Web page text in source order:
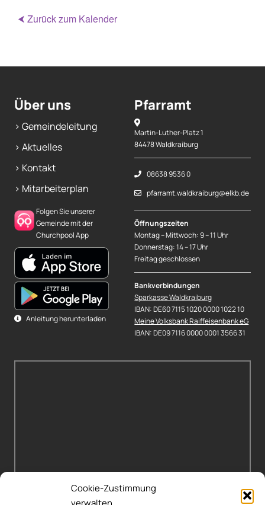
Cookie-Zustimmung
⮜ Zurück zum Kalender
Über uns
> Gemeindeleitung
> Aktuelles
> Kontakt
> Mitarbeiterplan
Folgen Sie unserer
Gemeinde mit der
Churchpool App
Anleitung herunterladen
Pfarramt
Martin-Luther-Platz 1
84478 Waldkraiburg
08638 9536 0
pfarramt.waldkraiburg@elkb.de
Öffnungszeiten
Montag – Mittwoch: 9 – 11 Uhr
Donnerstag: 14 – 17 Uhr
Freitag geschlossen
Bankverbindungen
Sparkasse Waldkraiburg
IBAN: DE60 7115 1020 0000 1022 10
Meine Volksbank Raiffeisenbank eG
IBAN: DE09 7116 0000 0001 3566 31